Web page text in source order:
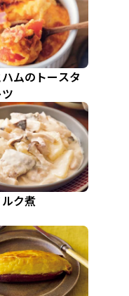
ムのトースタ
ク煮